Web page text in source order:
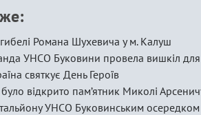
Романа Шухевича у м. Калуш
УНСО Буковини провела вишкіл
святкує День Героїв
відкрито пам’ятник Миколі
УНСО Буковинським осередком